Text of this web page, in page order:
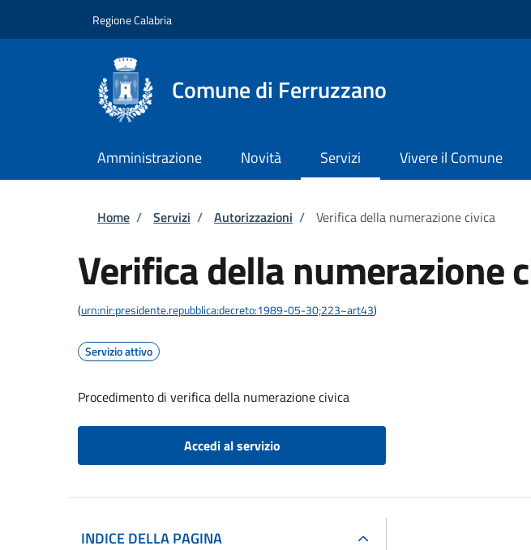
Regione Calabria
Comune di Ferruzzano
Amministrazione Novità Servizi Vivere il Comune
Briciole di pane
Home / Servizi / Autorizzazioni / Verifica della numerazione civica
Verifica della numerazione
(urn:nir:presidente.repubblica:decreto:1989-05-30;223~art43)
Servizio attivo
Procedimento di verifica della numerazione civica
Accedi al servizio
INDICE DELLA PAGINA